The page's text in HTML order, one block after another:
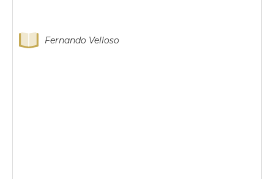
Fernando Velloso